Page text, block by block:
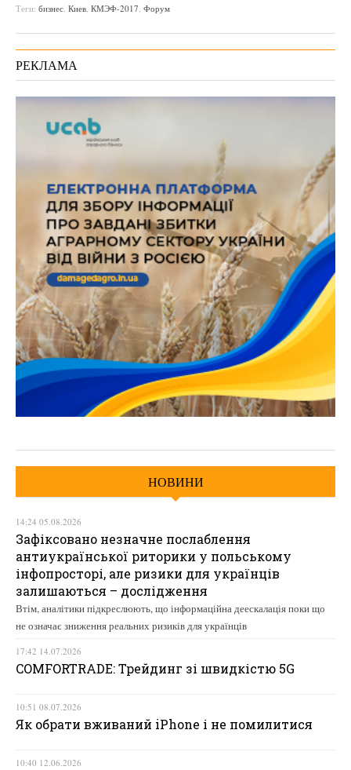
Теги: бизнес Киев КМЭФ-2017 Форум
РЕКЛАМА
НОВИНИ
14:24 05.08.2026
Зафіксовано незначне послаблення
антиукраїнської риторики у польському
інфопросторі, але ризики для українців
залишаються – дослідження
Втім, аналітики підкреслюють, що інформаційна деескалація поки що
не означає зниження реальних ризиків для українців
17:42 14.07.2026
COMFORTRADE: Трейдинг зі швидкістю 5G
10:51 08.07.2026
Як обрати вживаний iPhone і не помилитися
10:40 12.06.2026